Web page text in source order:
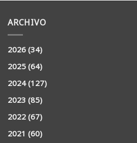
ARCHIVO
2026(34)
2025(64)
2024(127)
2023(85)
2022(67)
2021 (60)